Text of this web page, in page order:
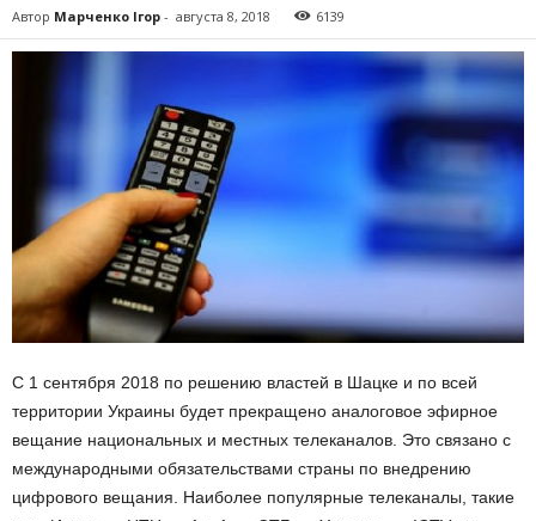
Автор Марченко Ігор - августа 8, 2018 6139
С 1 сентября 2018 по решению властей в Шацке и по всей
территории Украины будет прекращено аналоговое эфирное
вещание национальных и местных телеканалов. Это связано с
международными обязательствами страны по внедрению
цифрового вещания. Наиболее популярные телеканалы, такие